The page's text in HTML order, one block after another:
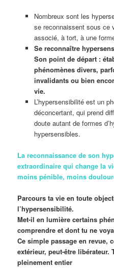
Nombreux sont les
se reconnaissent sous ce
associé, à tort, à une
Se reconnaître
Son point de départ :
phénomènes divers,
invalidants ou bien
vie.
L’hypersensibilité est un
déconcertant, qui prend
doute autant de formes
hypersensibles.
La reconnaissance de son
extraordinaire qui change la
moins pénible, moins
Parcours ta vie en toute
l’hypersensibilité.
Met-il en lumière certains
comprendre et dont tu ne
Ce simple passage en revue,
extérieur, peut-être libérateur.
pleinement entier